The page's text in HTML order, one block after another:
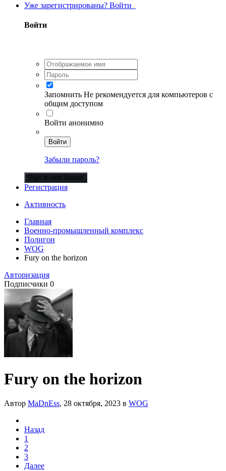
Уже зарегистрированы? Войти
Войти
Запомнить Не рекомендуется для компьютеров с
общим доступом
Войти анонимно
Войти
Забыли пароль?
Sign in with Steam
Регистрация
Активность
Главная
Военно-промышленный комплекс
Полигон
WOG
Fury on the horizon
Авторизация
Подписчики 0
Fury on the horizon
Автор MaDnEss, 28 октября, 2023 в WOG
Назад
1
2
3
Далее